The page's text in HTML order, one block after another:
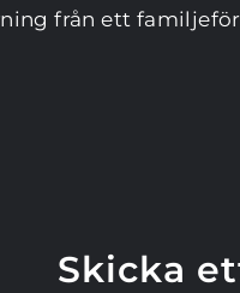
från ett
Skicka